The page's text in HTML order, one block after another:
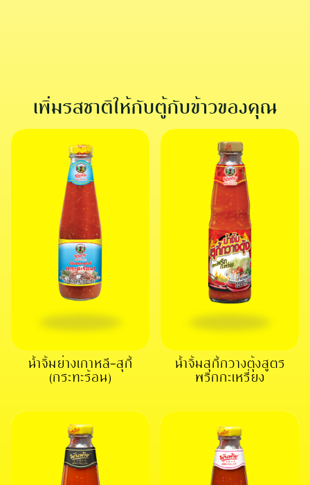
เพิ่มรสชาติให้กับตู้กับข้าวของคุณ
น้ำจิ้มย่างเกาหลี-สุกี้
(กระทะร้อน)
น้ำจิ้มสุกี้กวางตุ้งสูตร
พริกกะเหรี่ยง